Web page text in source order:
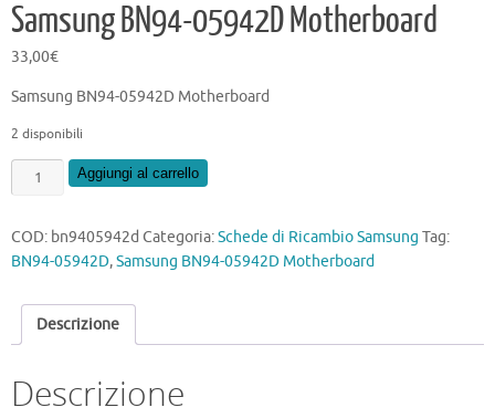
Samsung BN94-05942D Motherboard
33,00€
Samsung BN94-05942D Motherboard
2 disponibili
Samsung
BN94-
Motherboard
quantità
Aggiungi al carrello
COD: bn9405942d Categoria:Schede di Ricambio Samsung Tag:
BN94-05942D,Samsung BN94-05942D Motherboard
Descrizione
Descrizione